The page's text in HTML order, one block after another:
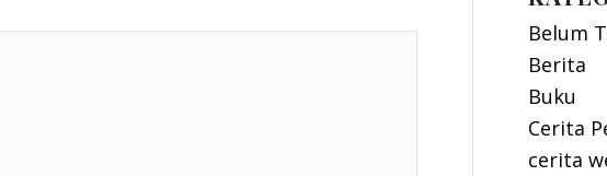
Belum
Berita
Buku
Cerita
cerita